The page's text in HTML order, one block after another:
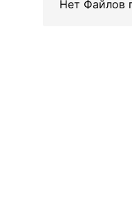
Нет Файлов